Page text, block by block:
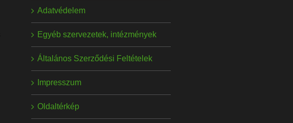
Adatvédelem
Egyéb szervezetek, intézmények
Általános Szerződési Feltételek
Impresszum
Oldaltérkép